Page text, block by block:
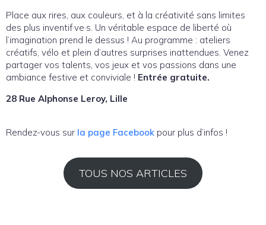
Place aux rires, aux couleurs, et à la créativité sans limites
des plus inventif·ve·s. Un véritable espace de liberté où
l’imagination prend le dessus ! Au programme : ateliers
créatifs, vélo et plein d’autres surprises inattendues. Venez
partager vos talents, vos jeux et vos passions dans une
ambiance festive et conviviale ! Entrée gratuite.
28 Rue Alphonse Leroy, Lille
Rendez-vous sur la page Facebook pour plus d’infos !
TOUS NOS ARTICLES